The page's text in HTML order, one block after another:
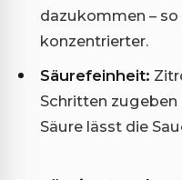
dazukommen –
konzentrierter.
Säurefeinheit:
Schritten zugeben
Säure lässt die